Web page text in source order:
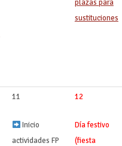
plazas para
sustituciones
11
Inicio
actividades FP
12
Día festivo
(fiesta